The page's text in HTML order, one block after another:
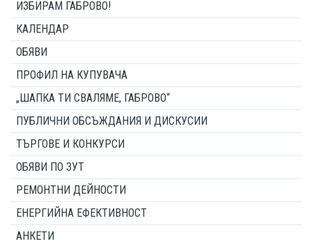
ИЗБИРАМ ГАБРОВО!
КАЛЕНДАР
ОБЯВИ
ПРОФИЛ НА КУПУВАЧА
„ШАПКА ТИ СВАЛЯМЕ, ГАБРОВО“
ПУБЛИЧНИ ОБСЪЖДАНИЯ И ДИСКУСИИ
ТЪРГОВЕ И КОНКУРСИ
ОБЯВИ ПО ЗУТ
РЕМОНТНИ ДЕЙНОСТИ
ЕНЕРГИЙНА ЕФЕКТИВНОСТ
АНКЕТИ